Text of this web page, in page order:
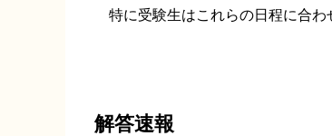
特に受験生はこれらの日程に合わ
解答速報